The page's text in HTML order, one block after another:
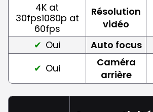
4K at
30fps1080p at
60fps
Résolution
vidéo
Oui
Auto focus
Oui
Caméra
arrière